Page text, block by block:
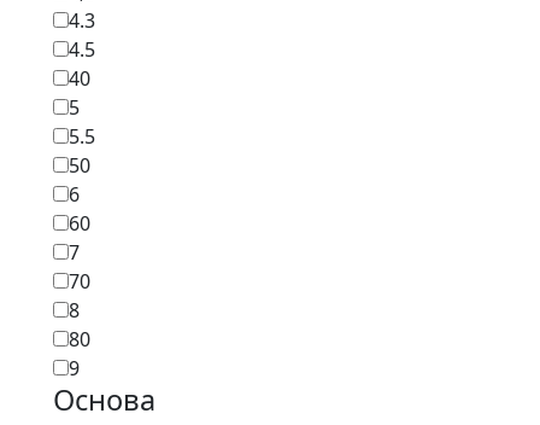
4.3
4.5
40
5
5.5
50
6
60
7
70
8
80
9
Основа